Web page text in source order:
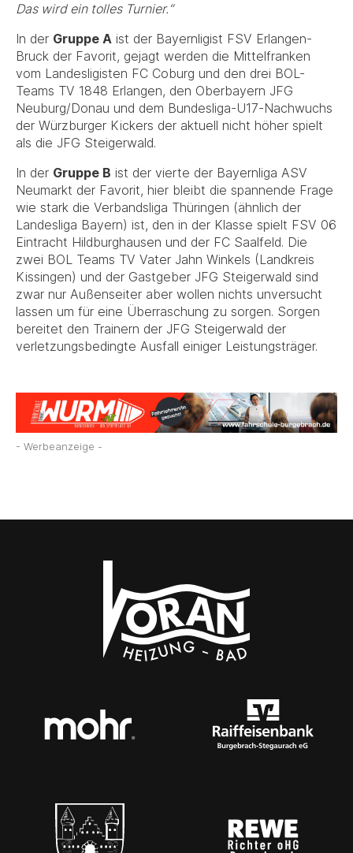
Das wird ein tolles Turnier.“
In der Gruppe A ist der Bayernligist FSV Erlangen-
Bruck der Favorit, gejagt werden die Mittelfranken
vom Landesligisten FC Coburg und den drei BOL-
Teams TV 1848 Erlangen, den Oberbayern JFG
Neuburg/Donau und dem Bundesliga-U17-Nachwuchs
der Würzburger Kickers der aktuell nicht höher spielt
als die JFG Steigerwald.
In der Gruppe B ist der vierte der Bayernliga ASV
Neumarkt der Favorit, hier bleibt die spannende Frage
wie stark die Verbandsliga Thüringen (ähnlich der
Landesliga Bayern) ist, den in der Klasse spielt FSV 06
Eintracht Hildburghausen und der FC Saalfeld. Die
zwei BOL Teams TV Vater Jahn Winkels (Landkreis
Kissingen) und der Gastgeber JFG Steigerwald sind
zwar nur Außenseiter aber wollen nichts unversucht
lassen um für eine Überraschung zu sorgen. Sorgen
bereitet den Trainern der JFG Steigerwald der
verletzungsbedingte Ausfall einiger Leistungsträger.
- Werbeanzeige -